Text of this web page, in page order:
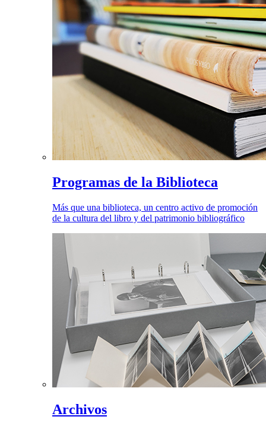
Programas de la Biblioteca
Más que una biblioteca, un centro activo de promoción
de la cultura del libro y del patrimonio bibliográfico
Archivos